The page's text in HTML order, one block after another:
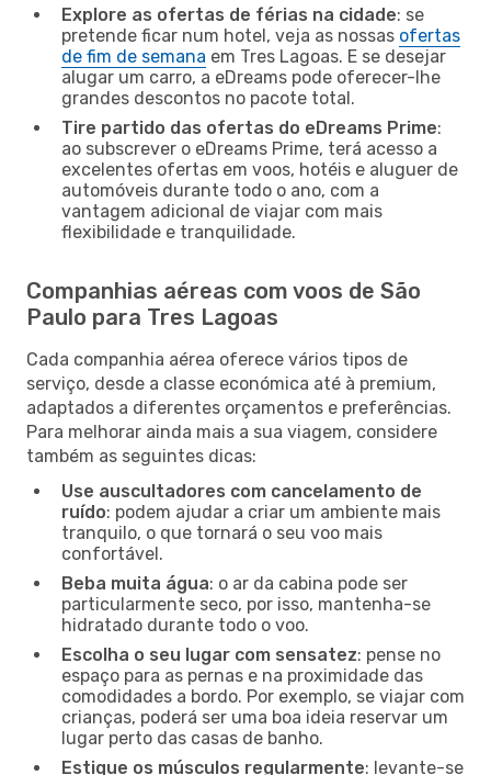
Explore as ofertas de férias na cidade: se
pretende ficar num hotel, veja as nossas ofertas
de fim de semana em Tres Lagoas. E se desejar
alugar um carro, a eDreams pode oferecer-lhe
grandes descontos no pacote total.
Tire partido das ofertas do eDreams Prime:
ao subscrever o eDreams Prime, terá acesso a
excelentes ofertas em voos, hotéis e aluguer de
automóveis durante todo o ano, com a
vantagem adicional de viajar com mais
flexibilidade e tranquilidade.
Companhias aéreas com voos de São
Paulo para Tres Lagoas
Cada companhia aérea oferece vários tipos de
serviço, desde a classe económica até à premium,
adaptados a diferentes orçamentos e preferências.
Para melhorar ainda mais a sua viagem, considere
também as seguintes dicas:
Use auscultadores com cancelamento de
ruído: podem ajudar a criar um ambiente mais
tranquilo, o que tornará o seu voo mais
confortável.
Beba muita água: o ar da cabina pode ser
particularmente seco, por isso, mantenha-se
hidratado durante todo o voo.
Escolha o seu lugar com sensatez: pense no
espaço para as pernas e na proximidade das
comodidades a bordo. Por exemplo, se viajar com
crianças, poderá ser uma boa ideia reservar um
lugar perto das casas de banho.
Estique os músculos regularmente: levante-se